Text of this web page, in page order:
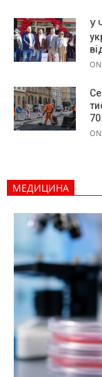
У
ON:
ON:
МЕДИЦИНА